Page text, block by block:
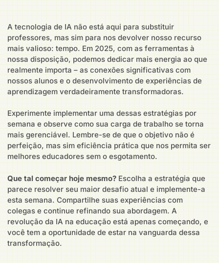
A tecnologia de IA não está aqui para substituir
professores, mas sim para nos devolver nosso recurso
mais valioso: tempo. Em 2025, com as ferramentas à
nossa disposição, podemos dedicar mais energia ao que
realmente importa – as conexões significativas com
nossos alunos e o desenvolvimento de experiências de
aprendizagem verdadeiramente transformadoras.
Experimente implementar uma dessas estratégias por
semana e observe como sua carga de trabalho se torna
mais gerenciável. Lembre-se de que o objetivo não é
perfeição, mas sim eficiência prática que nos permita ser
melhores educadores sem o esgotamento.
Que tal começar hoje mesmo? Escolha a estratégia que
parece resolver seu maior desafio atual e implemente-a
esta semana. Compartilhe suas experiências com
colegas e continue refinando sua abordagem. A
revolução da IA na educação está apenas começando, e
você tem a oportunidade de estar na vanguarda dessa
transformação.